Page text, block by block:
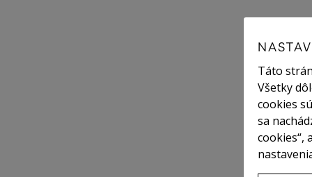
Táto
Všetky
cookies
sa
cookies“,